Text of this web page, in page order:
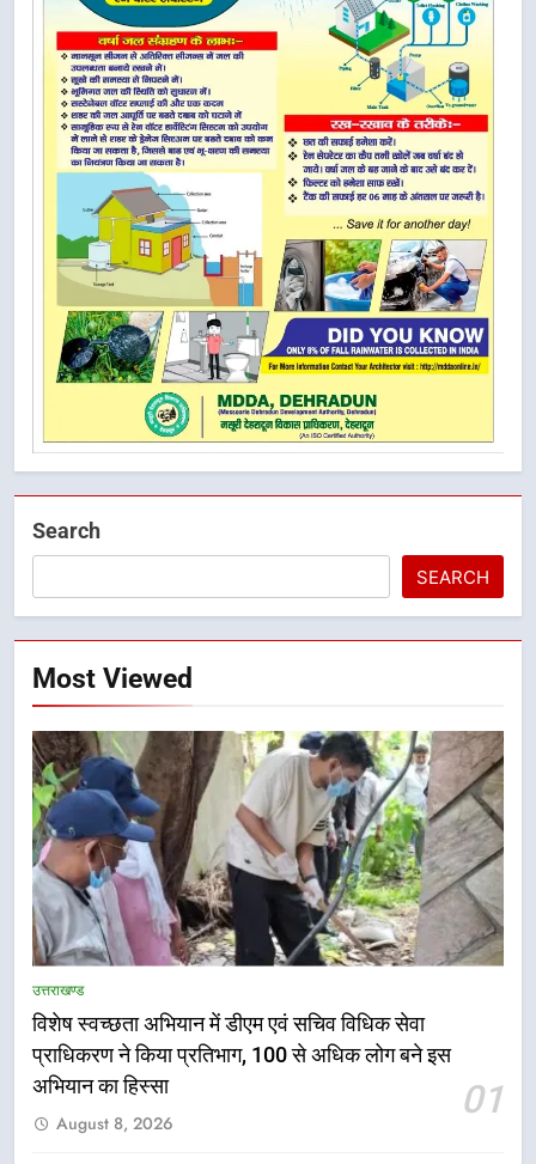
Search
SEARCH
Most Viewed
उत्तराखण्ड
विशेष स्वच्छता अभियान में डीएम एवं सचिव विधिक सेवा
प्राधिकरण ने किया प्रतिभाग, 100 से अधिक लोग बने इस
अभियान का हिस्सा
01
August 8, 2026
5